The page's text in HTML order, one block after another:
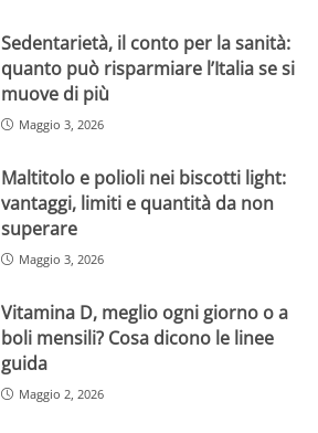
Sedentarietà, il conto per la sanità:
quanto può risparmiare l’Italia se si
muove di più
Maggio 3, 2026
Maltitolo e polioli nei biscotti light:
vantaggi, limiti e quantità da non
superare
Maggio 3, 2026
Vitamina D, meglio ogni giorno o a
boli mensili? Cosa dicono le linee
guida
Maggio 2, 2026